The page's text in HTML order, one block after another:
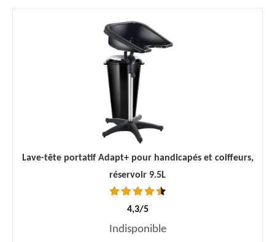
Lave-tête portatif Adapt+ pour handicapés et coiffeurs,
réservoir 9.5L
4,3/5
Indisponible